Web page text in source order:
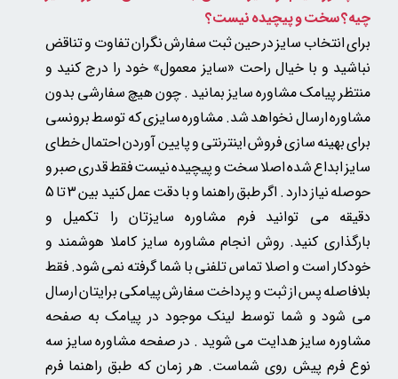
چیه؟ سخت و پیچیده نیست؟
برای انتخاب سایز در حین ثبت سفارش نگران تفاوت و تناقض
نباشید و با خیال راحت «سایز معمول» خود را درج کنید و
منتظر پیامک مشاوره سایز بمانید . چونهیچ سفارشی بدون
مشاوره ارسال نخواهد شد.مشاوره سایزی که توسط برونسی
برای بهینه سازی فروش اینترنتی و پایین آوردن احتمال خطای
سایز ابداع شده اصلا سخت و پیچیده نیست فقط قدری صبر و
حوصله نیاز دارد . اگر طبق راهنما و با دقت عمل کنید بین 3 تا 5
دقیقه می توانید فرم مشاوره سایزتان را تکمیل و
بارگذاری کنید. روش انجام مشاوره سایز کاملا هوشمند و
خودکار است و اصلا تماس تلفنی با شما گرفته نمی شود. فقط
بلافاصله پس از ثبت و پرداخت سفارش پیامکی برایتان ارسال
می شود و شما توسط لینک موجود در پیامک به صفحه
مشاوره سایز هدایت می شوید . در صفحه مشاوره سایز سه
نوع فرم پیش روی شماست. هر زمان که طبق راهنما فرم